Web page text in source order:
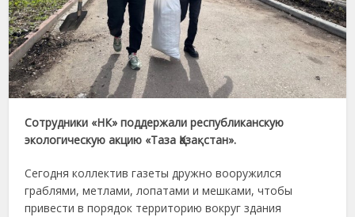
Сотрудники «НК» поддержали республиканскую
экологическую акцию «Таза Қазақстан».
Сегодня коллектив газеты дружно вооружился
граблями, метлами, лопатами и мешками, чтобы
привести в порядок территорию вокруг здания